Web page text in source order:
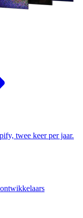
twee keer per jaar.